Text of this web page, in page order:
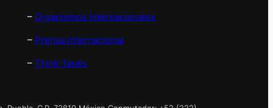
– Organismos Internacionales
– Prensa Internacional
– Think Tanks